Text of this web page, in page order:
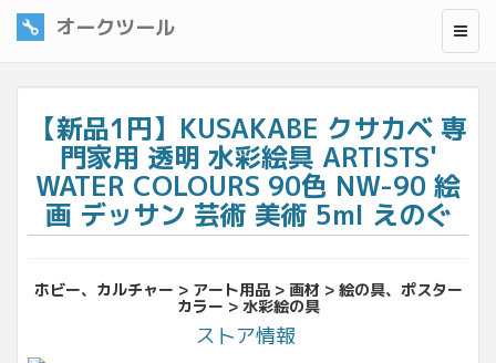
オークツール
【新品1円】KUSAKABE クサカベ 専
門家用 透明 水彩絵具 ARTISTS'
WATER COLOURS 90色 NW-90 絵
画 デッサン 芸術 美術 5ml えのぐ
ホビー、カルチャー > アート用品 > 画材 > 絵の具、ポスター
カラー > 水彩絵の具
ストア情報